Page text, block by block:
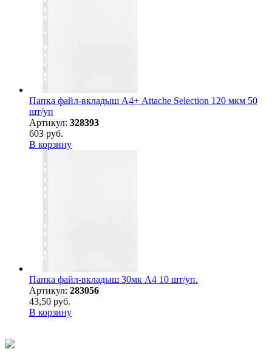
Папка файл-вкладыш А4+ Attache Selection 120 мкм 50
шт/уп
Артикул: 328393
603 руб.
В корзину
Папка файл-вкладыш 30мк А4 10 шт/уп.
Артикул: 283056
43,50 руб.
В корзину